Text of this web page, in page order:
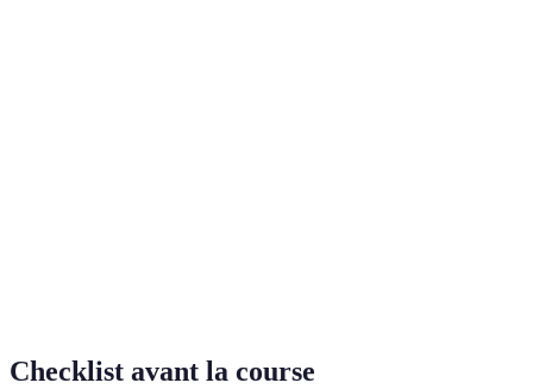
Checklist avant la course